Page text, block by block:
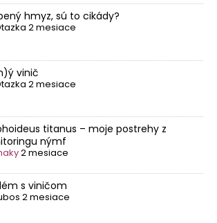
hmyz, sú to cikády?
2 mesiace
vinič
2 mesiace
titanus – moje postrehy z
nýmf
2 mesiace
s viničom
2 mesiace